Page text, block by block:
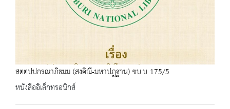
สตฺตปฺปกรณาภิธมฺม (สงฺคิณี-มหาปฎฺฐาน) ชบ.บ 175/5
หนังสืออิเล็กทรอนิกส์